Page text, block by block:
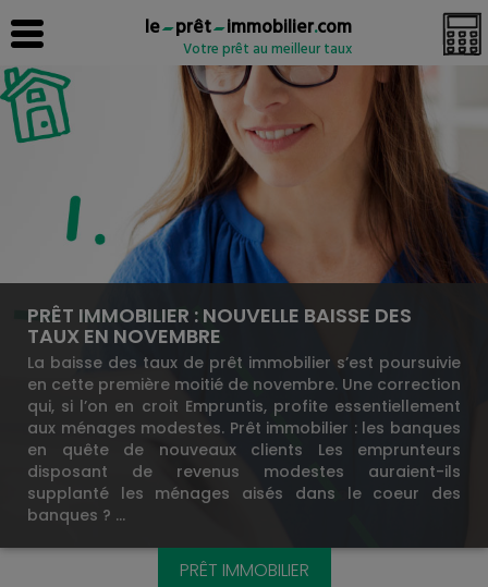
le prêt immobilier.com
Votre prêt au meilleur taux
PRÊT IMMOBILIER : NOUVELLE BAISSE DES
TAUX EN NOVEMBRE
La baisse des taux de prêt immobilier s’est poursuivie
en cette première moitié de novembre. Une correction
qui, si l’on en croit Empruntis, profite essentiellement
aux ménages modestes. Prêt immobilier : les banques
en quête de nouveaux clients Les emprunteurs
disposant de revenus modestes auraient-ils
supplanté les ménages aisés dans le coeur des
banques ? …
PRÊT IMMOBILIER